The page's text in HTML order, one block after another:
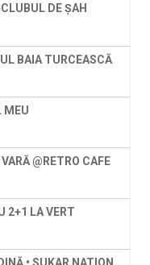
DE ȘAH
BAIA TURCEASCĂ
MEU
@RETRO CAFE
2+1 LA VERT